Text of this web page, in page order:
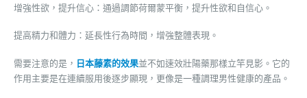
增強性欲，提升信心：通過調節荷爾蒙平衡，提升性欲和自信心。
提高精力和體力：延長性行為時間，增強整體表現。
需要注意的是， 日本藤素的效果並不如速效壯陽藥那樣立竿見影。它的
作用主要是在連續服用後逐步顯現，更像是一種調理男性健康的產品。